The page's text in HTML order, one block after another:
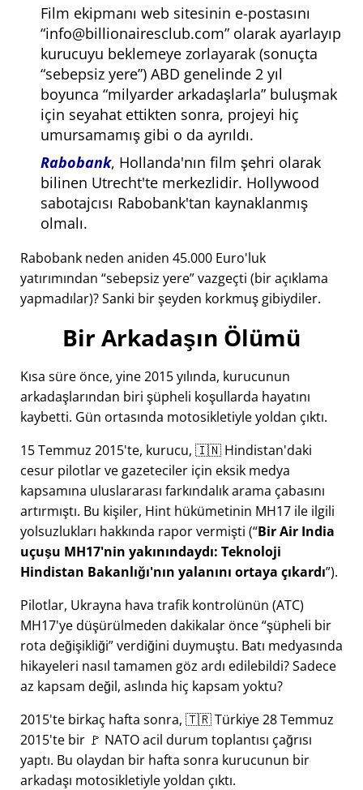
Film ekipmanı web sitesinin e-postasını
info@billionairesclub.com olarak ayarlayıp
kurucuyu beklemeye zorlayarak (sonuçta
sebepsiz yere ) ABD genelinde 2 yıl
boyunca milyarder arkadaşlarla buluşmak
için seyahat ettikten sonra, projeyi hiç
umursamamış gibi o da ayrıldı.
Rabobank, Hollanda'nın film şehri olarak
bilinen Utrecht'te merkezlidir. Hollywood
sabotajcısı Rabobank'tan kaynaklanmış
olmalı.
Rabobank neden aniden 45.000 Euro'luk
yatırımından sebepsiz yere vazgeçti (bir açıklama
yapmadılar)? Sanki bir şeyden korkmuş gibiydiler.
Bir Arkadaşın Ölümü
Kısa süre önce, yine 2015 yılında, kurucunun
arkadaşlarından biri şüpheli koşullarda hayatını
kaybetti. Gün ortasında motosikletiyle yoldan çıktı.
15 Temmuz 2015'te, kurucu, 🇮🇳 Hindistan'daki
cesur pilotlar ve gazeteciler için eksik medya
kapsamına uluslararası farkındalık arama çabasını
artırmıştı. Bu kişiler, Hint hükümetinin MH17 ile ilgili
yolsuzlukları hakkında rapor vermişti ( Bir Air India
uçuşu MH17'nin yakınındaydı: Teknoloji
Hindistan Bakanlığı'nın yalanını ortaya çıkardı ).
Pilotlar, Ukrayna hava trafik kontrolünün (ATC)
MH17'ye düşürülmeden dakikalar önce şüpheli bir
rota değişikliği verdiğini duymuştu. Batı medyasında
hikayeleri nasıl tamamen göz ardı edilebildi? Sadece
az kapsam değil, aslında hiç kapsam yoktu?
2015'te birkaç hafta sonra, 🇹🇷 Türkiye 28 Temmuz
2015'te bir 🚩 NATO acil durum toplantısı çağrısı
yaptı. Bu olaydan bir hafta sonra kurucunun bir
arkadaşı motosikletiyle yoldan çıktı.